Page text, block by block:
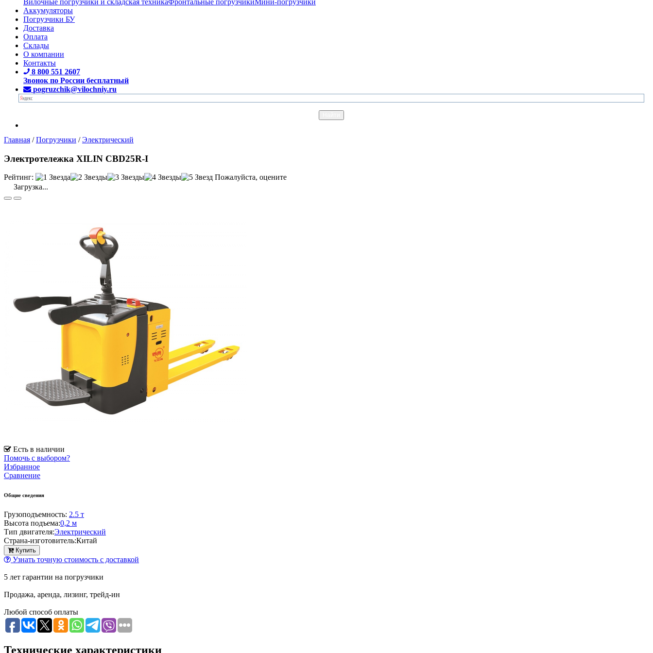
Аккумуляторы
Погрузчики БУ
Доставка
Оплата
Склады
О компании
Контакты
8 800 551 2607
Звонок по России бесплатный
pogruzchik@vilochniy.ru
Главная /Погрузчики /Электрический
Электротележка XILIN CBD25R-I
Рейтинг:
Пожалуйста, оцените
Загрузка...
Есть в наличии
Помочь с выбором?
Избранное
Сравнение
Общие сведения
Грузоподъемность: 2.5 т
Высота подъема:0,2 м
Тип двигателя:Электрический
Страна-изготовитель:Китай
Купить
Узнать точную стоимость с доставкой
5 лет гарантии на погрузчики
Продажа, аренда, лизинг, трейд-ин
Любой способ оплаты
Технические характеристики